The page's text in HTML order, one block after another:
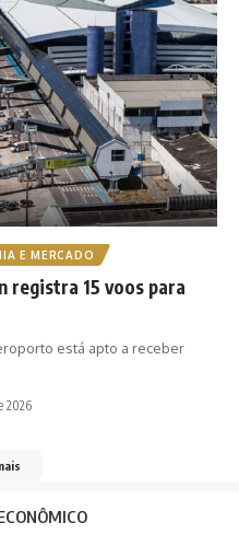
E MERCADO
registra 15 voos para
está apto a receber
2026